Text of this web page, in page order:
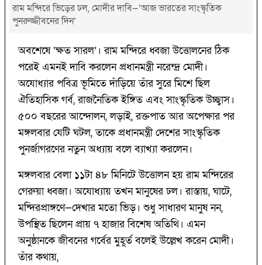
রাম মন্দিরে ভিড়ের ঢল, মোদীর দাবি—‘আজ ভারতের সাংস্কৃতিক
পুনরুজ্জীবনের দিন’
অবশেষে ‘ক্ষত সারল’। রাম মন্দিরে ধ্বজা উত্তোলনের ঠিক
পরেই এমনই দাবি করলেন প্রধানমন্ত্রী নরেন্দ্র মোদী।
অযোধ্যার পবিত্র ভূমিতে দাঁড়িয়ে তাঁর সুরে মিশে ছিল
ঐতিহাসিক গর্ব, রাজনৈতিক ইঙ্গিত এবং সাংস্কৃতিক উচ্ছ্বাস।
৫০০ বছরের আন্দোলন, লড়াই, রক্তপাত আর অপেক্ষার পর
মঙ্গলবার যেটি ঘটল, তাকে প্রধানমন্ত্রী দেশের সাংস্কৃতিক
পুনর্জাগরণের নতুন অধ্যায় বলে ব্যাখ্যা করলেন।
মঙ্গলবার বেলা ১১টা ৪৮ মিনিটে উত্তোলন হয় রাম মন্দিরের
গেরুয়া ধ্বজা। অযোধ্যায় তখন মানুষের ঢল। রাস্তায়, ঘাটে,
মন্দিরপ্রাঙ্গণে—দেখার মতো ভিড়। শুধু সাধারণ মানুষ নন,
উপস্থিত ছিলেন প্রায় ৭ হাজার বিশেষ অতিথি। এমন
অনুষ্ঠানকে জীবনের গর্বের মুহূর্ত বলেই উল্লেখ করেন মোদী।
তাঁর কথায়,